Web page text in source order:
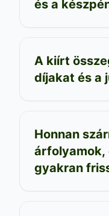
és a
A kiírt
díjakat és a
Honnan
árfolyamok,
gyakran